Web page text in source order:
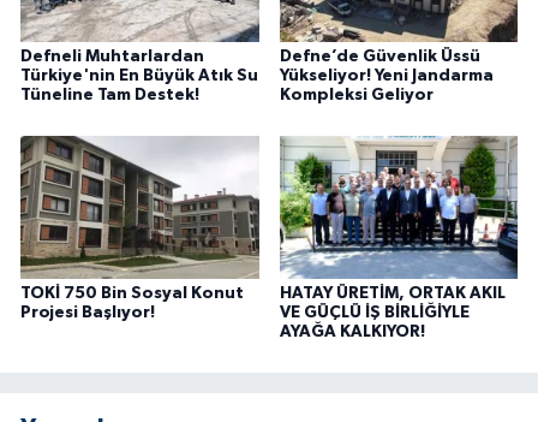
Defneli Muhtarlardan
Türkiye'nin En Büyük Atık Su
Tüneline Tam Destek!
Defne’de Güvenlik Üssü
Yükseliyor! Yeni Jandarma
Kompleksi Geliyor
TOKİ 750 Bin Sosyal Konut
Projesi Başlıyor!
HATAY ÜRETİM, ORTAK AKIL
VE GÜÇLÜ İŞ BİRLİĞİYLE
AYAĞA KALKIYOR!